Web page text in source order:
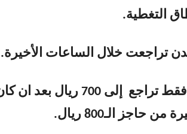
التغطية.
تراجعت خلال الساعات الأخيرة.
وسجل سعر الريال السعودي فقط تراجع إلى 700 ريال بعد
حاجز الـ800 ريال.